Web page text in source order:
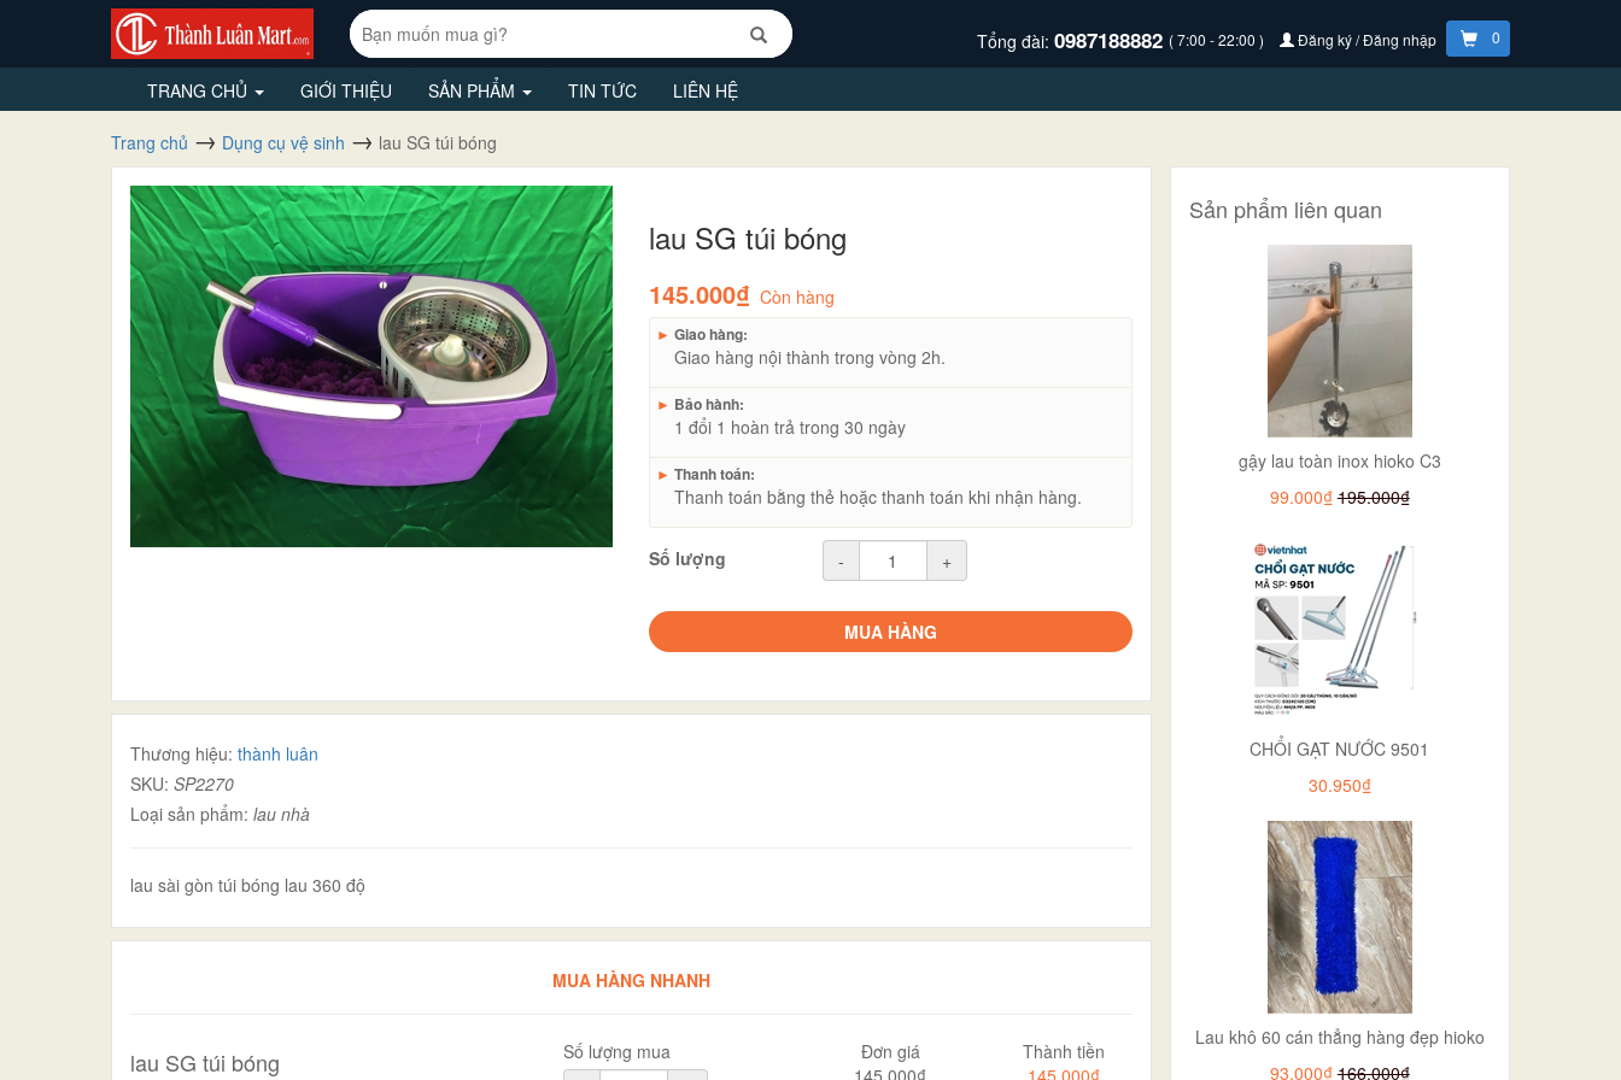
Tổng đài: 0987188882 ( 7:00 - 22:00 ) Đăng ký / Đăng nhập 0
TRANG CHỦ GIỚI THIỆU SẢN PHẨM TIN TỨC LIÊN HỆ
Trang chủ Dụng cụ vệ sinh lau SG túi bóng
lau SG túi bóng
145.000₫ Còn hàng
► Giao hàng:
Giao hàng nội thành trong vòng 2h.
► Bảo hành:
1 đổi 1 hoàn trả trong 30 ngày
► Thanh toán:
Thanh toán bằng thẻ hoặc thanh toán khi nhận hàng.
Số lượng - +
MUA HÀNG
Thương hiệu: thành luân
SKU: SP2270
Loại sản phẩm: lau nhà
lau sài gòn túi bóng lau 360 độ
MUA HÀNG NHANH
lau SG túi bóng
Số lượng mua
Đơn giá
145.000₫
Thành tiền
145.000₫
Sản phẩm liên quan
gậy lau toàn inox hioko C3
99.000₫ 195.000₫
CHỔI GẠT NƯỚC 9501
30.950₫
Lau khô 60 cán thẳng hàng đẹp hioko
93.000₫ 166.000₫